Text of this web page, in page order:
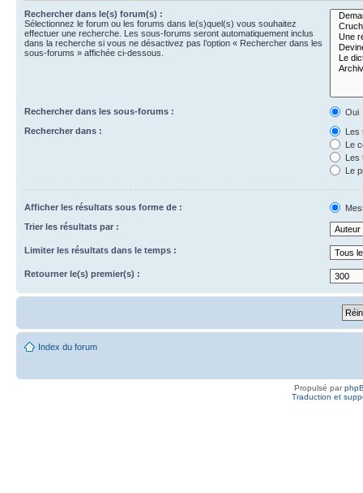
Rechercher dans le(s) forum(s) :
Sélectionnez le forum ou les forums dans le(s)quel(s) vous souhaitez
effectuer une recherche. Les sous-forums seront automatiquement inclus
dans la recherche si vous ne désactivez pas l’option « Rechercher dans les
sous-forums » affichée ci-dessous.
Rechercher dans les sous-forums :
Oui
Rechercher dans :
Les
Le
Les
Le
Afficher les résultats sous forme de :
Trier les résultats par :
Limiter les résultats dans le temps :
Retourner le(s) premier(s) :
Index du forum
Propulsé par
Traduction et